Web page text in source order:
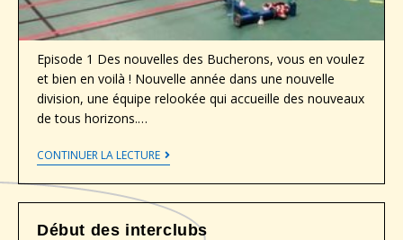
Episode 1 Des nouvelles des Bucherons, vous en voulez
et bien en voilà ! Nouvelle année dans une nouvelle
division, une équipe relookée qui accueille des nouveaux
de tous horizons.…
CONTINUER LA LECTURE
Début des interclubs